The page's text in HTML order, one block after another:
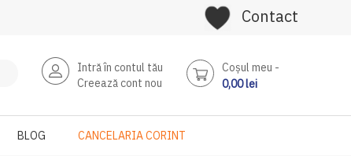
Contact
Intră în contul tău
Creează cont nou
Coşul meu
0,00 lei
BLOG CANCELARIA CORINT